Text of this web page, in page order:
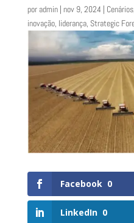
por admin| nov 9, 2024 | Cenários,
inovação, liderança, Strategic
Facebook 0
LinkedIn 0